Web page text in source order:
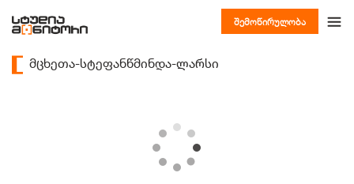
შემოწირულობა
მცხეთა-სტეფანწმინდა-ლარსი